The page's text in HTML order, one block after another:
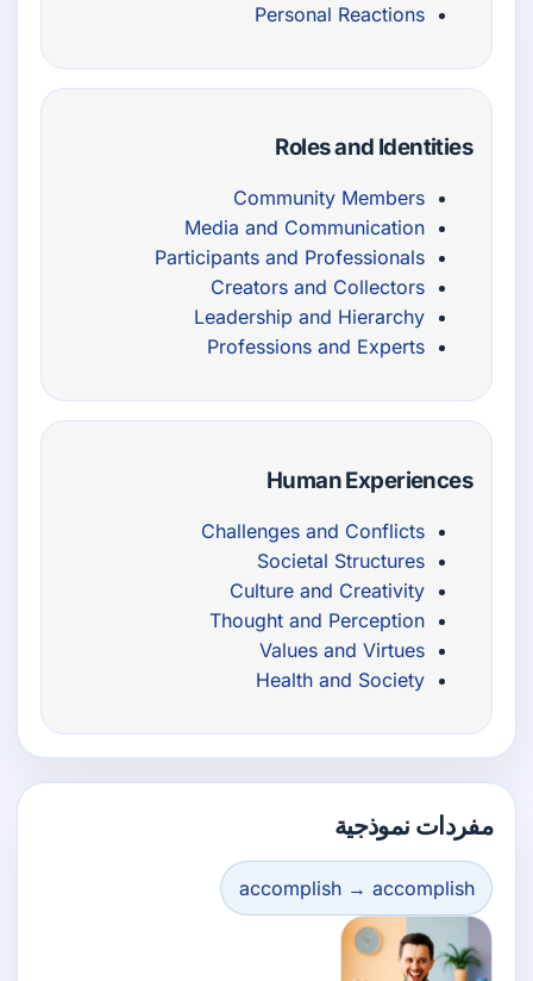
Personal Reactions
Roles and Identities
Community Members
Media and Communication
Participants and Professionals
Creators and Collectors
Leadership and Hierarchy
Professions and Experts
Human Experiences
Challenges and Conflicts
Societal Structures
Culture and Creativity
Thought and Perception
Values and Virtues
Health and Society
مفردات نموذجية
accomplish → accomplish